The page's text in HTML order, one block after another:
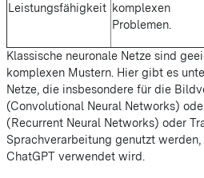
Leistungsfähigkeit komplexen
Problemen.
Klassische neuronale Netze sind
komplexen Mustern. Hier gibt es
Netze, die insbesondere für die
(Convolutional Neural Networks)
(Recurrent Neural Networks) oder
Sprachverarbeitung genutzt
ChatGPT verwendet wird.